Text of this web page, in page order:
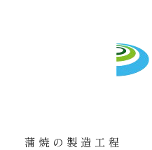
蒲焼の製造工程